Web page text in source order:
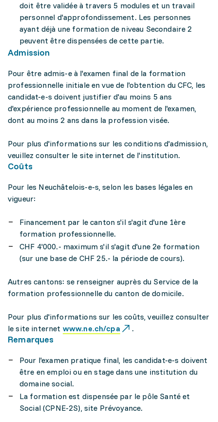
doit être validée à travers 5 modules et un travail
personnel d'approfondissement. Les personnes
ayant déjà une formation de niveau Secondaire 2
peuvent être dispensées de cette partie.
Admission
Pour être admis-e à l'examen final de la formation
professionnelle initiale en vue de l'obtention du CFC, les
candidat-e-s doivent justifier d'au moins 5 ans
d'expérience professionnelle au moment de l'examen,
dont au moins 2 ans dans la profession visée.
Pour plus d'informations sur les conditions d'admission,
veuillez consulter le site internet de l'institution.
Coûts
Pour les Neuchâtelois-e-s, selon les bases légales en
vigueur:
Financement par le canton s'il s'agit d'une 1ère
formation professionnelle.
CHF 4'000.- maximum s'il s'agit d'une 2e formation
(sur une base de CHF 25.- la période de cours).
Autres cantons: se renseigner auprès du Service de la
formation professionnelle du canton de domicile.
Pour plus d'informations sur les coûts, veuillez consulter
le site internet www.ne.ch/cpa .
Remarques
Pour l'examen pratique final, les candidat-e-s doivent
être en emploi ou en stage dans une institution du
domaine social.
La formation est dispensée par le pôle Santé et
Social (CPNE-2S), site Prévoyance.